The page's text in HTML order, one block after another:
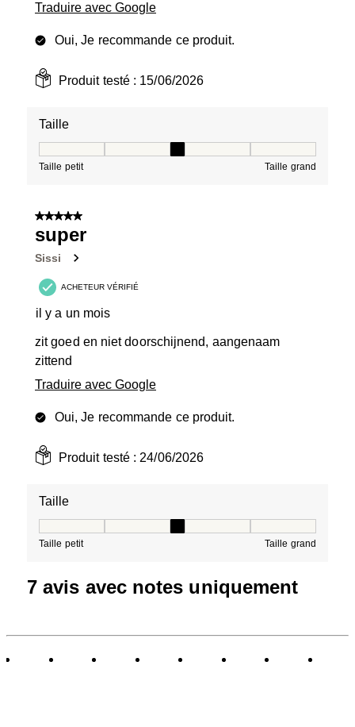
Traduire avec Google
Oui, Je recommande ce produit.
Produit testé : 15/06/2026
Taille
Taille petit Taille grand
5 sur 5 étoiles.
super
Sissi
ACHETEUR VÉRIFIÉ
il y a un mois
zit goed en niet doorschijnend, aangenaam
zittend
Traduire avec Google
Oui, Je recommande ce produit.
Produit testé :24/06/2026
Taille
Taille petit Taille grand
7 avis avec notes uniquement